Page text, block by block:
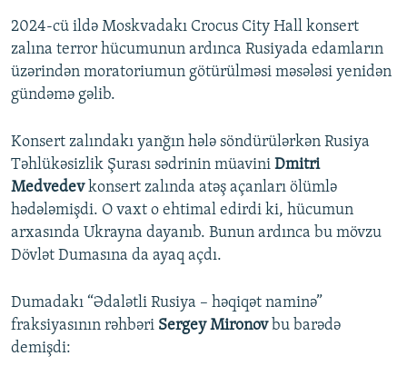
2024-cü ildə Moskvadakı Crocus City Hall konsert
zalına terror hücumunun ardınca Rusiyada edamların
üzərindən moratoriumun götürülməsi məsələsi yenidən
gündəmə gəlib.
Konsert zalındakı yanğın hələ söndürülərkən Rusiya
Təhlükəsizlik Şurası sədrinin müavini Dmitri
Medvedevkonsert zalında atəş açanları ölümlə
hədələmişdi. O vaxt o ehtimal edirdi ki, hücumun
arxasında Ukrayna dayanıb. Bunun ardınca bu mövzu
Dövlət Dumasına da ayaq açdı.
Dumadakı “Ədalətli Rusiya – həqiqət naminə”
fraksiyasının rəhbəri Sergey Mironovbu barədə
demişdi: